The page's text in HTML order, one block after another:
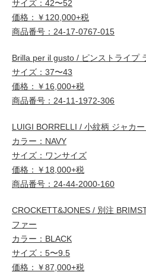
サイズ：42〜52
価格：￥120,000+税
商品番号：24-17-0767-015
Brilla per il gusto / ピンストライプ
サイズ：37〜43
価格：￥16,000+税
商品番号：24-11-1972-306
LUIGI BORRELLI / 小紋柄 ジャカ
カラー：NAVY
サイズ：ワンサイズ
価格：￥18,000+税
商品番号：24-44-2000-160
CROCKETT&JONES / 別注
ファー
カラー：BLACK
サイズ：5〜9.5
価格：￥87,000+税